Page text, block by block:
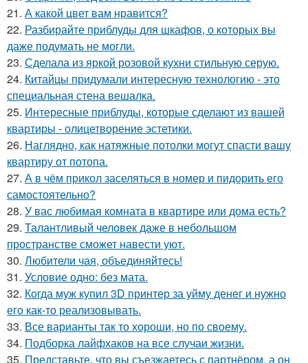
21. А какой цвет вам нравится?
22. Разбирайте приблуды для шкафов, о которых вы
даже подумать не могли.
23. Сделала из яркой розовой кухни стильную серую.
24. Китайцы придумали интересную технологию - это
специальная стена вешалка.
25. Интересные приблуды, которые сделают из вашей
квартиры - олицетворение эстетики.
26. Наглядно, как натяжные потолки могут спасти вашу
квартиру от потопа.
27. А в чём прикол заселяться в номер и пидорить его
самостоятельно?
28. У вас любимая комната в квартире или дома есть?
29. Талантливый человек даже в небольшом
пространстве сможет навести уют.
30. Любители чая, объединяйтесь!
31. Условие одно: без мата.
32. Когда муж купил 3D принтер за уйму денег и нужно
его как-то реализовывать.
33. Все варианты так то хороши, но по своему.
34. Подборка лайфхаков на все случаи жизни.
35. Представьте, что вы съезжаетесь с партнёром, а он